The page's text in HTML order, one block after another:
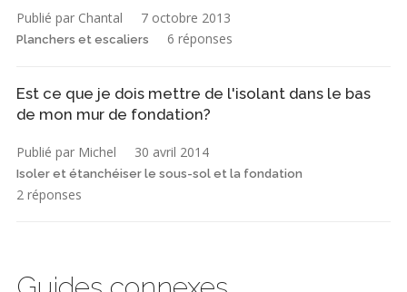
Publié par Chantal 7 octobre 2013
Planchers et escaliers 6 réponses
Est ce que je dois mettre de l'isolant dans le bas
de mon mur de fondation?
Publié par Michel 30 avril 2014
Isoler et étanchéiser le sous-sol et la fondation
2 réponses